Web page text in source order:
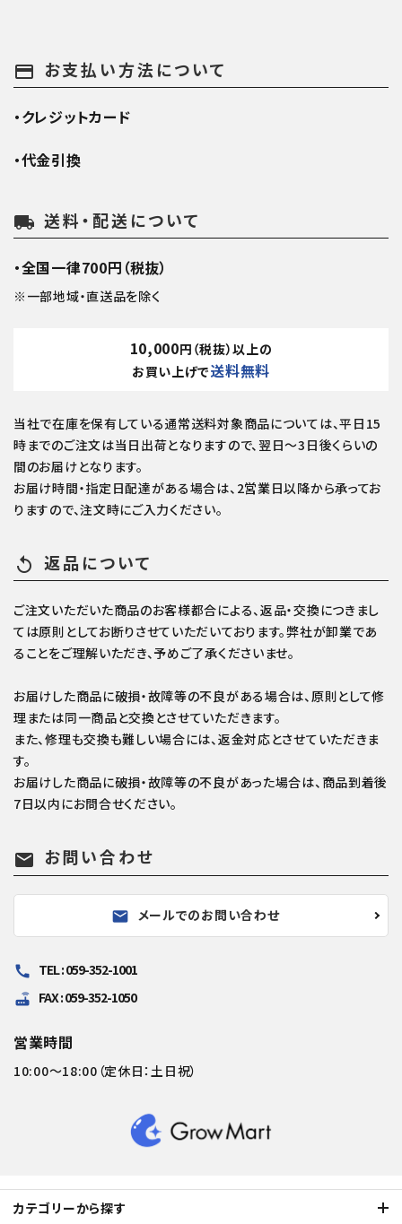
payment お支払い方法について
・クレジットカード
・代金引換
local_shipping 送料・配送について
・全国一律700円（税抜）
※一部地域・直送品を除く
10,000円（税抜）以上の
お買い上げで送料無料
当社で在庫を保有している通常送料対象商品については、平日15
時までのご注文は当日出荷となりますので、翌日～3日後くらいの
間のお届けとなります。
お届け時間・指定日配達がある場合は、2営業日以降から承ってお
りますので、注文時にご入力ください。
replay 返品について
ご注文いただいた商品のお客様都合による、返品・交換につきまし
ては原則としてお断りさせていただいております。弊社が卸業であ
ることをご理解いただき、予めご了承くださいませ。
お届けした商品に破損・故障等の不良がある場合は、原則として修
理または同一商品と交換とさせていただきます。
また、修理も交換も難しい場合には、返金対応とさせていただきま
す。
お届けした商品に破損・故障等の不良があった場合は、商品到着後
7日以内にお問合せください。
mail お問い合わせ
mail メールでのお問い合わせ
call TEL : 059-352-1001
router FAX : 059-352-1050
営業時間
10:00～18:00（定休日：土日祝）
カテゴリーから探す